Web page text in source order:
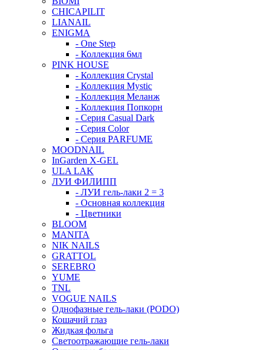
CHICAPILIT
LIANAIL
ENIGMA
- One Step
- Коллекция 6мл
PINK HOUSE
- Коллекция Crystal
- Коллекция Mystic
- Коллекция Меланж
- Коллекция Попкорн
- Серия Casual Dark
- Серия Color
- Серия PARFUME
MOODNAIL
InGarden X-GEL
ULA LAK
ЛУИ ФИЛИПП
- ЛУИ гель-лаки 2 = 3
- Основная коллекция
- Цветники
BLOOM
MANITA
NIK NAILS
GRATTOL
SEREBRO
YUME
TNL
VOGUE NAILS
Однофазные гель-лаки (PODO)
Кошачий глаз
Жидкая фольга
Светоотражающие гель-лаки